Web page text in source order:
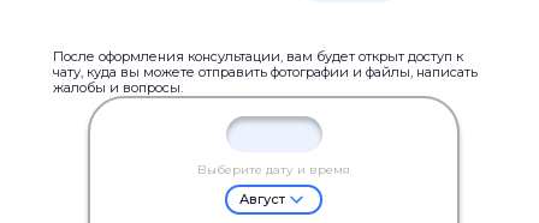
После оформления консультации, вам будет открыт доступ к
чату, куда вы можете отправить фотографии и файлы, написать
жалобы и вопросы.
Выберите дату и время
Август